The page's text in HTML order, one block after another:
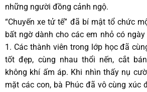
những người đồng cảnh ngộ.
“Chuyến xe tử tế” đã bí mật tổ chức
bất ngờ dành cho các em nhỏ có
1. Các thành viên trong lớp học đã
tốt đẹp, cùng nhau thổi nến, cắt
không khí ấm áp. Khi nhìn thấy nụ
mặt các con, bà Phúc đã vô cùng xúc